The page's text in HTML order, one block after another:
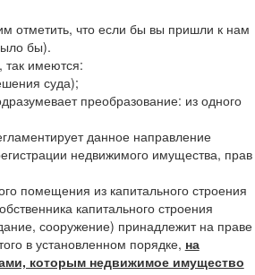
что если бы вы пришли к нам
бы).
имеются:
суда);
преобразование: из одного
данное направление
недвижимого имущества, прав
помещения из капитального строения
капитального строения
сооружение) принадлежит на праве
в установленном порядке, на
которым недвижимое имущество